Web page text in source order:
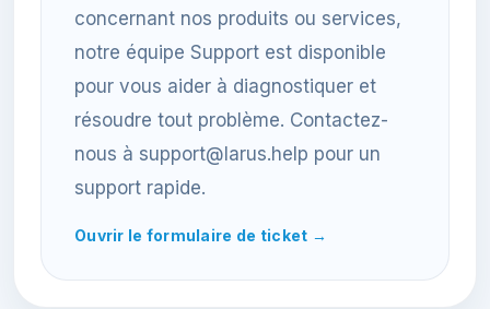
concernant nos produits ou services,
notre équipe Support est disponible
pour vous aider à diagnostiquer et
résoudre tout problème. Contactez-
nous à support@larus.help pour un
support rapide.
Ouvrir le formulaire de ticket →